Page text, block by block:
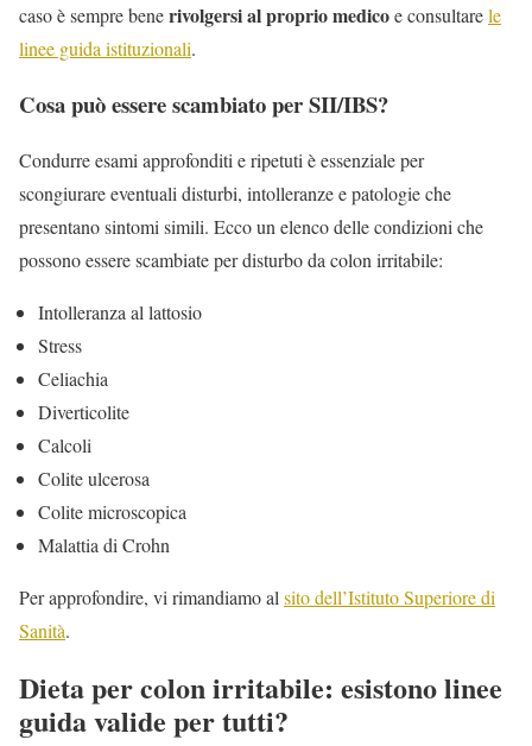
caso è sempre benerivolgersi al proprio medicoe consultarele
linee guida istituzionali.
Cosa può essere scambiato per SII/IBS?
Condurre esami approfonditi e ripetuti è essenziale per
scongiurare eventuali disturbi, intolleranze e patologie che
presentano sintomi simili. Ecco un elenco delle condizioni che
possono essere scambiate per disturbo da colon irritabile:
Intolleranza al lattosio
Stress
Celiachia
Diverticolite
Calcoli
Colite ulcerosa
Colite microscopica
Malattia di Crohn
Per approfondire, vi rimandiamo al sito dell’Istituto Superiore di
Sanità.
Dieta per colon irritabile: esistono linee
guida valide per tutti?